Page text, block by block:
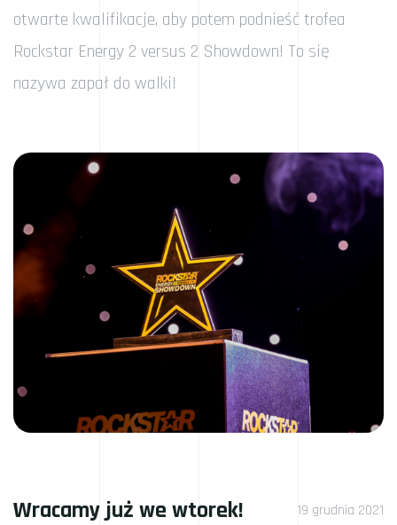
otwarte kwalifikacje, aby potem podnieść trofea
Rockstar Energy 2 versus 2 Showdown! To się
nazywa zapał do walki!
Wracamy już we wtorek! 19 grudnia 2021